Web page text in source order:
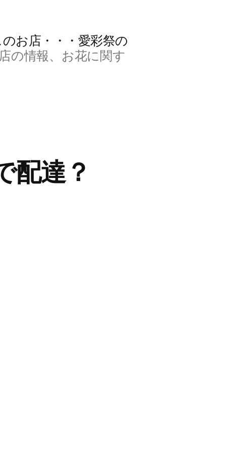
お店・・・愛彩祭の
の情報、お花に関す
配達？